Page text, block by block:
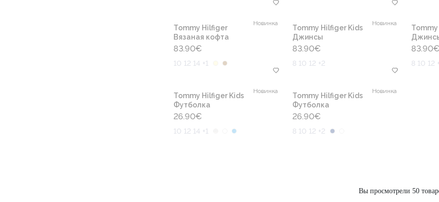
Новинка
Tommy Hilfiger
Вязаная кофта
83.90€
10 12 14 +1
Новинка
Tommy Hilfiger Kids
Джинсы
83.90€
8 10 12 +2
83.90€
8 10 12
Новинка
Tommy Hilfiger Kids
Футболка
26.90€
10 12 14 +1
Новинка
Tommy Hilfiger Kids
Футболка
26.90€
8 10 12 +2
Вы просмотрели 50